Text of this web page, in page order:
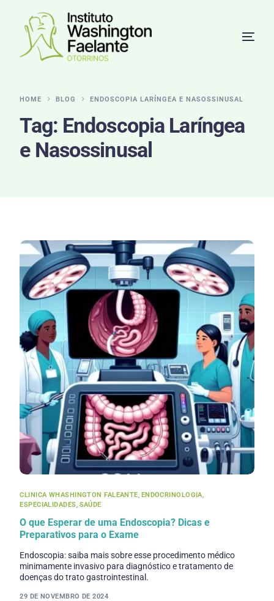
HOME BLOG ENDOSCOPIA LARÍNGEA E NASOSSINUSAL
Tag: Endoscopia Laríngea
e Nasossinusal
CLINICA WHASHINGTON FALEANTE, ENDOCRINOLOGIA,
ESPECIALIDADES, SAÚDE
O que Esperar de uma Endoscopia? Dicas e
Preparativos para o Exame
Endoscopia: saiba mais sobre esse procedimento médico
minimamente invasivo para diagnóstico e tratamento de
doenças do trato gastrointestinal.
29 DE NOVEMBRO DE 2024